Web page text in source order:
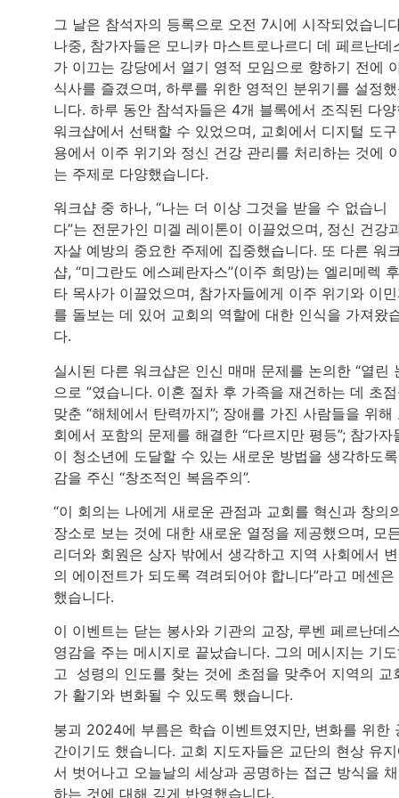
그 날은 참석자의 등록으로 오전 7시에 시작되었습니
나중, 참가자들은 모니카 마스트로나르디 데 페르난데
가 이끄는 강당에서 열기 영적 모임으로 향하기 전에
식사를 즐겼으며, 하루를 위한 영적인 분위기를 설정
니다. 하루 동안 참석자들은 4개 블록에서 조직된 다
워크샵에서 선택할 수 있었으며, 교회에서 디지털 도
용에서 이주 위기와 정신 건강 관리를 처리하는 것에
는 주제로 다양했습니다.
워크샵 중 하나, “나는 더 이상 그것을 받을 수 없습니
다”는 전문가인 미겔 레이톤이 이끌었으며, 정신 건강
자살 예방의 중요한 주제에 집중했습니다. 또 다른 워
샵, “미그란도 에스페란자스”(이주 희망)는 엘리메렉
타 목사가 이끌었으며, 참가자들에게 이주 위기와 이
를 돌보는 데 있어 교회의 역할에 대한 인식을 가져왔
다.
실시된 다른 워크샵은 인신 매매 문제를 논의한 “열린
으로 ”였습니다. 이혼 절차 후 가족을 재건하는 데 초
맞춘 “해체에서 탄력까지”; 장애를 가진 사람들을 위해
회에서 포함의 문제를 해결한 “다르지만 평등”; 참가자
이 청소년에 도달할 수 있는 새로운 방법을 생각하도
감을 주신 “창조적인 복음주의”.
“이 회의는 나에게 새로운 관점과 교회를 혁신과 창의
장소로 보는 것에 대한 새로운 열정을 제공했으며, 모
리더와 회원은 상자 밖에서 생각하고 지역 사회에서
의 에이전트가 되도록 격려되어야 합니다”라고 메센은
했습니다.
이 이벤트는 닫는 봉사와 기관의 교장, 루벤 페르난데
영감을 주는 메시지로 끝났습니다. 그의 메시지는 기
고 성령의 인도를 찾는 것에 초점을 맞추어 지역의 교
가 활기와 변화될 수 있도록 했습니다.
붕괴 2024에 부름은 학습 이벤트였지만, 변화를 위한
간이기도 했습니다. 교회 지도자들은 교단의 현상 유
서 벗어나고 오늘날의 세상과 공명하는 접근 방식을
하는 것에 대해 깊게 반영했습니다.